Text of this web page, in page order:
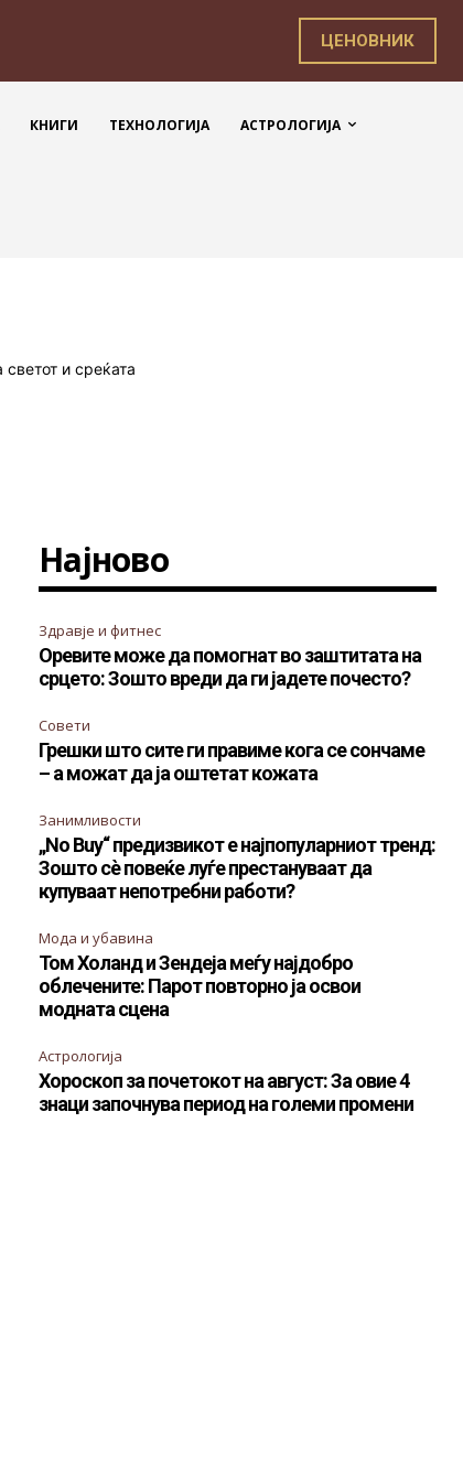
ЦЕНОВНИК
КНИГИ ТЕХНОЛОГИЈА АСТРОЛОГИЈА
Најново
Здравје и фитнес
Оревите може да помогнат во заштитата на
срцето: Зошто вреди да ги јадете почесто?
Совети
Грешки што сите ги правиме кога се сончаме
– а можат да ја оштетат кожата
Занимливости
„No Buy“ предизвикот е најпопуларниот тренд:
Зошто сè повеќе луѓе престануваат да
купуваат непотребни работи?
Мода и убавина
Том Холанд и Зендеја меѓу најдобро
облечените: Парот повторно ја освои
модната сцена
Астрологија
Хороскоп за почетокот на август: За овие 4
знаци започнува период на големи промени